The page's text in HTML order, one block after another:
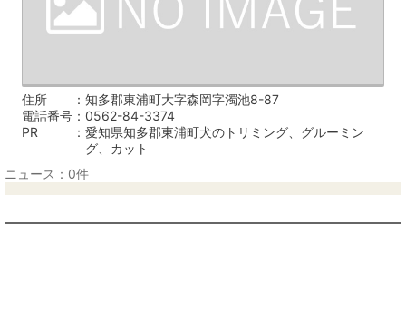
住所
知多郡東浦町大字森岡字濁池8-87
電話番号
0562-84-3374
PR
愛知県知多郡東浦町犬のトリミング、グルーミン
グ、カット
ニュース：0件